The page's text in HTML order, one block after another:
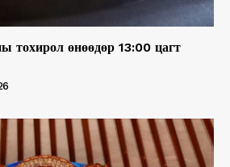
тохирол өнөөдөр 13:00 цагт